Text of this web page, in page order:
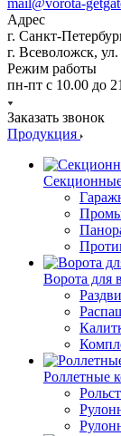
mail@vorota-
Адрес
г. Санкт-
г. Всеволожск,
Режим работы
пн-пт c 10.00 до
Заказать звонок
Продукция
Ворота для
Роллетные